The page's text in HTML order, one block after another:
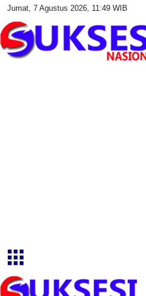
Jumat, 7 Agustus 2026, 11:49 WIB